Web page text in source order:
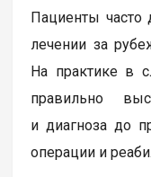
Пациенты часто
лечении за
На практике в
правильно
и диагноза до
операции и